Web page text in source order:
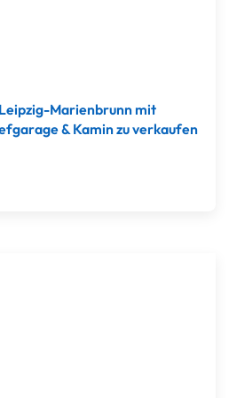
Marienbrunn mit
& Kamin zu verkaufen